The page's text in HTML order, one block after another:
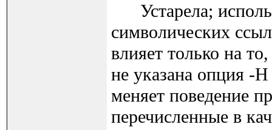
Устарела;
символических
влияет только на
не указана опция -
меняет поведение
перечисленные в